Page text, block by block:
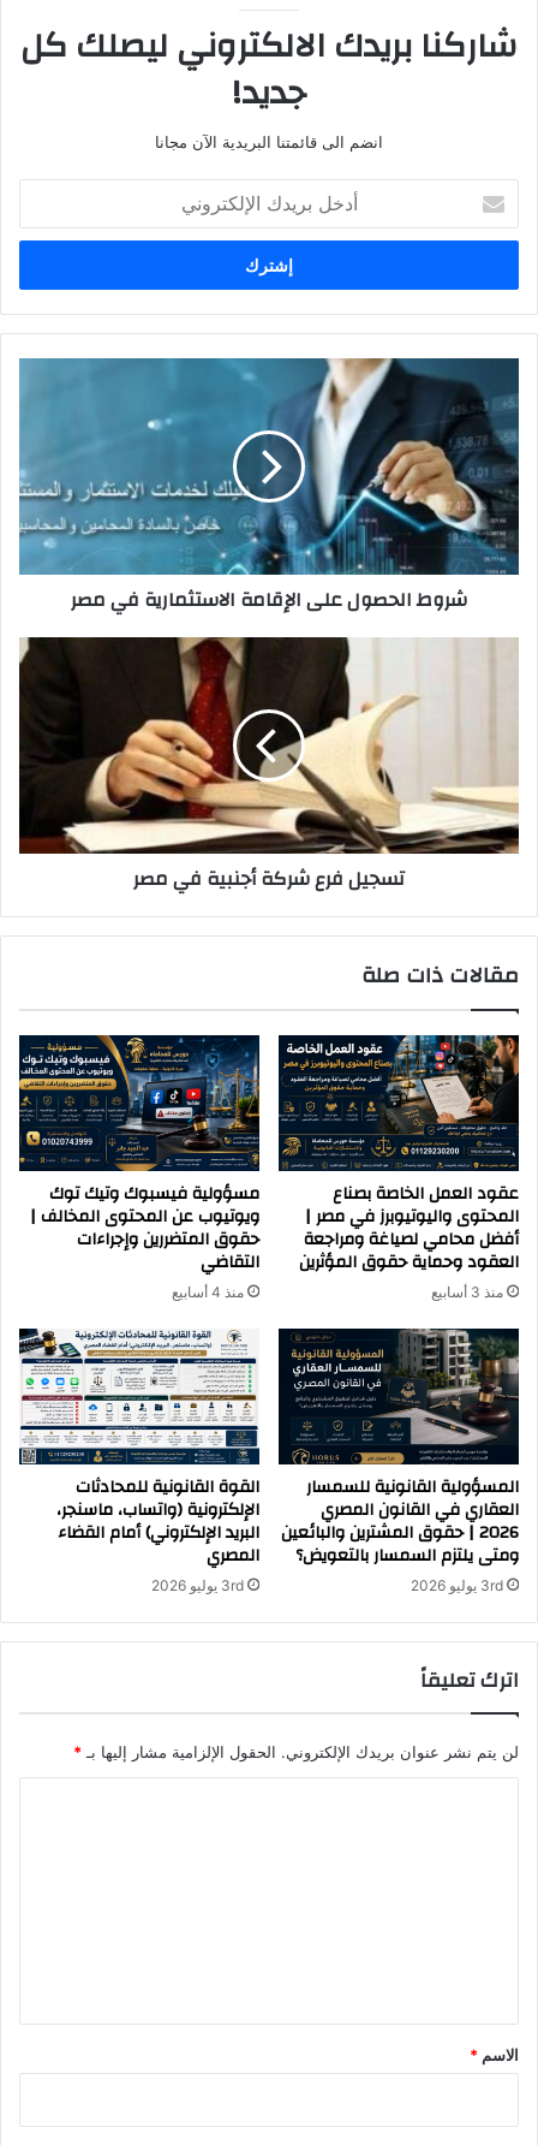
شاركنا بريدك الالكتروني ليصلك كل
جديد!
انضم الى قائمتنا البريدية الآن مجانا
بريدك
الإلكتروني
الحصول
الإقامة
الاستثمارية
في
مصر
شروط الحصول على الإقامة الاستثمارية في مصر
تسجيل فرع شركة أجنبية في مصر
مقالات ذات صلة
عقود العمل الخاصة بصناع
المحتوى واليوتيوبرز في مصر |
أفضل محامي لصياغة ومراجعة
العقود وحماية حقوق المؤثرين
منذ 3 أسابيع
مسؤولية فيسبوك وتيك توك
ويوتيوب عن المحتوى المخالف |
حقوق المتضررين وإجراءات
التقاضي
منذ 4 أسابيع
المسؤولية القانونية للسمسار
العقاري في القانون المصري
2026 | حقوق المشترين والبائعين
ومتى يلتزم السمسار بالتعويض؟
3rd يوليو 2026
القوة القانونية للمحادثات
الإلكترونية (واتساب، ماسنجر،
البريد الإلكتروني) أمام القضاء
المصري
3rd يوليو 2026
اترك تعليقاً
لن يتم نشر عنوان بريدك الإلكتروني. الحقول الإلزامية مشار إليها بـ *
*
الاسم *